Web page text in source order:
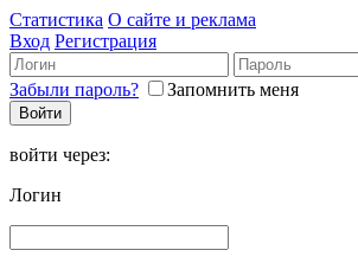
Статистика О сайте и реклама
Вход Регистрация
Забыли пароль? Запомнить меня
войти через:
Логин